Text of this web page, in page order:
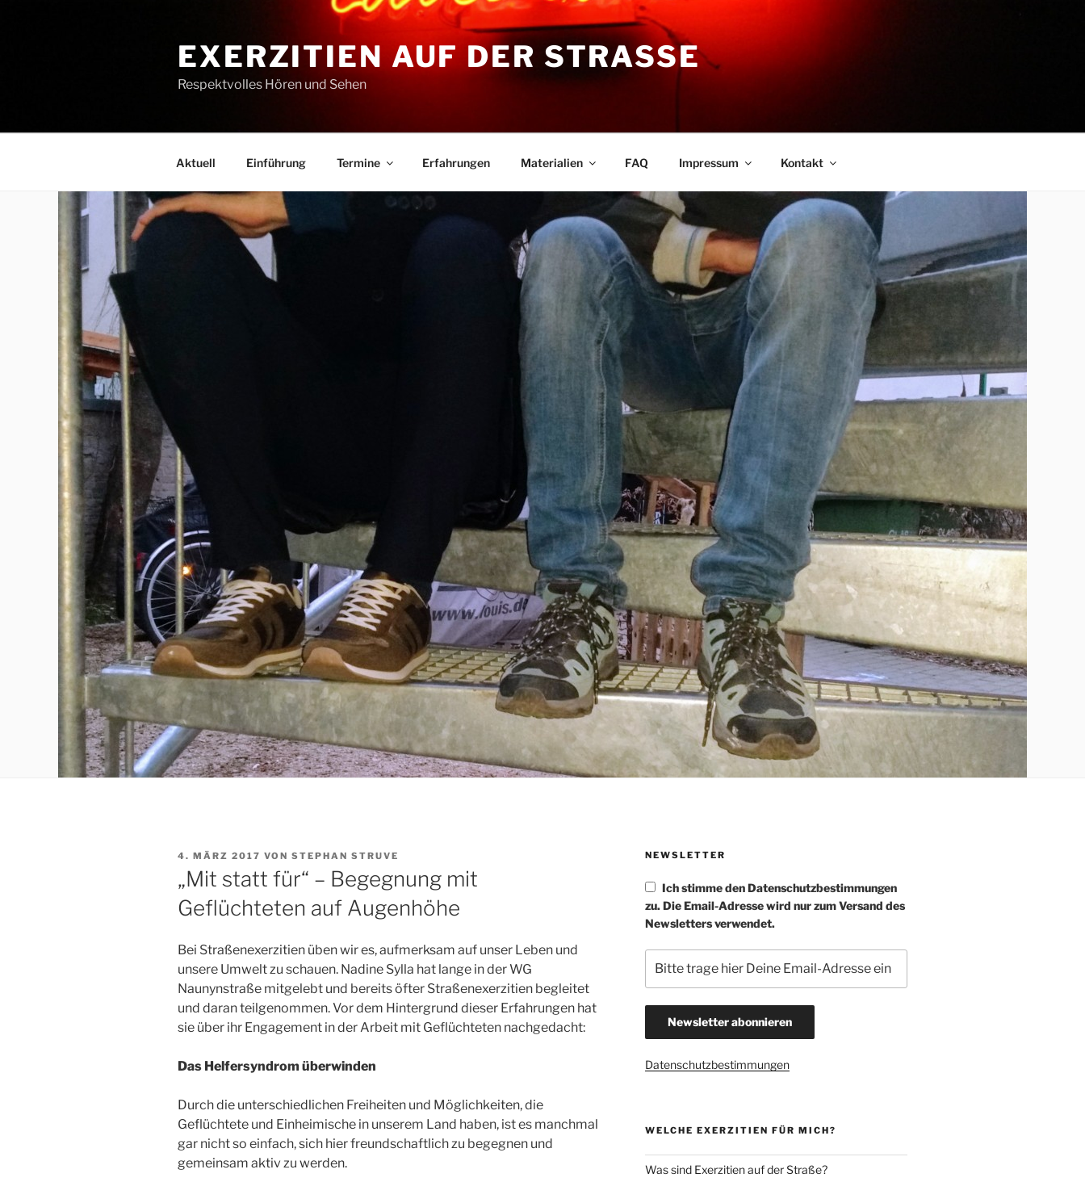
EXERZITIEN AUF DER STRASSE
Respektvolles Hören und Sehen
Aktuell Einführung Termine Erfahrungen Materialien FAQ Impressum Kontakt
VERÖFFENTLICHT
AM
4. MÄRZ 2017 VON STEPHAN STRUVE
„Mit statt für“ – Begegnung mit
Geflüchteten auf Augenhöhe
Bei Straßenexerzitien üben wir es, aufmerksam auf unser Leben und
unsere Umwelt zu schauen. Nadine Sylla hat lange in der WG
Naunynstraße mitgelebt und bereits öfter Straßenexerzitien begleitet
und daran teilgenommen. Vor dem Hintergrund dieser Erfahrungen hat
sie über ihr Engagement in der Arbeit mit Geflüchteten nachgedacht:
Das Helfersyndrom überwinden
Durch die unterschiedlichen Freiheiten und Möglichkeiten, die
Geflüchtete und Einheimische in unserem Land haben, ist es manchmal
gar nicht so einfach, sich hier freundschaftlich zu begegnen und
gemeinsam aktiv zu werden.
NEWSLETTER
Ich stimme den Datenschutzbestimmungen
zu. Die Email-Adresse wird nur zum Versand des
Newsletters verwendet.
Datenschutzbestimmungen
WELCHE EXERZITIEN FÜR MICH?
Was sind Exerzitien auf der Straße?